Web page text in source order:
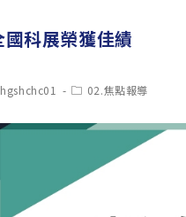
科展榮獲佳績
Post02.焦點報導